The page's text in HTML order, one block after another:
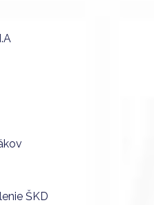
ŠKD